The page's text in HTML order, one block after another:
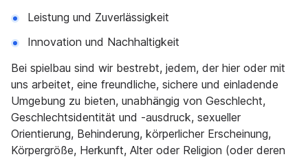
Leistung und Zuverlässigkeit
Innovation und Nachhaltigkeit
Bei spielbau sind wir bestrebt, jedem, der hier oder mit
uns arbeitet, eine freundliche, sichere und einladende
Umgebung zu bieten, unabhängig von Geschlecht,
Geschlechtsidentität und -ausdruck, sexueller
Orientierung, Behinderung, körperlicher Erscheinung,
Körpergröße, Herkunft, Alter oder Religion (oder deren